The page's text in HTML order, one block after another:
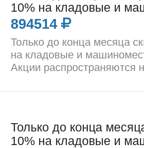
10% на кладовые и
894514
Только до конца месяца
на кладовые и
Акции распространяются
Только до конца
10% на кладовые и